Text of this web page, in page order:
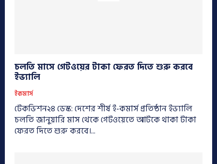
চলতি মাসে গেটওয়ের টাকা ফেরত দিতে শুরু করবে
ইভ্যালি
ইকমার্স
টেকভিশন২৪ ডেস্ক: দেশের শীর্ষ ই-কমার্স প্রতিষ্ঠান ইভ্যালি
চলতি জানুয়ারি মাস থেকে গেটওয়েতে আটকে থাকা টাকা
ফেরত দিতে শুরু করবে।...